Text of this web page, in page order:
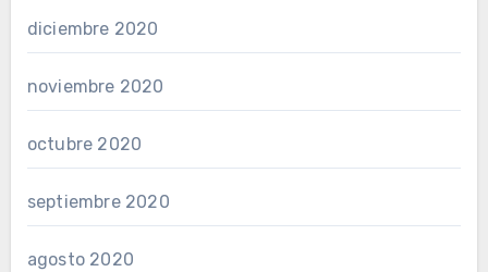
diciembre 2020
noviembre 2020
octubre 2020
septiembre 2020
agosto 2020